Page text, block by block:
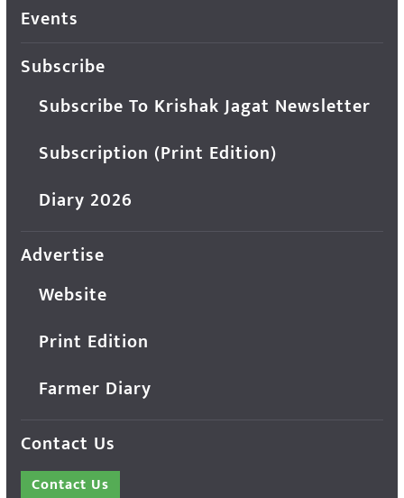
Events
Subscribe
Subscribe To Krishak Jagat Newsletter
Subscription (Print Edition)
Diary 2026
Advertise
Website
Print Edition
Farmer Diary
Contact Us
Contact Us